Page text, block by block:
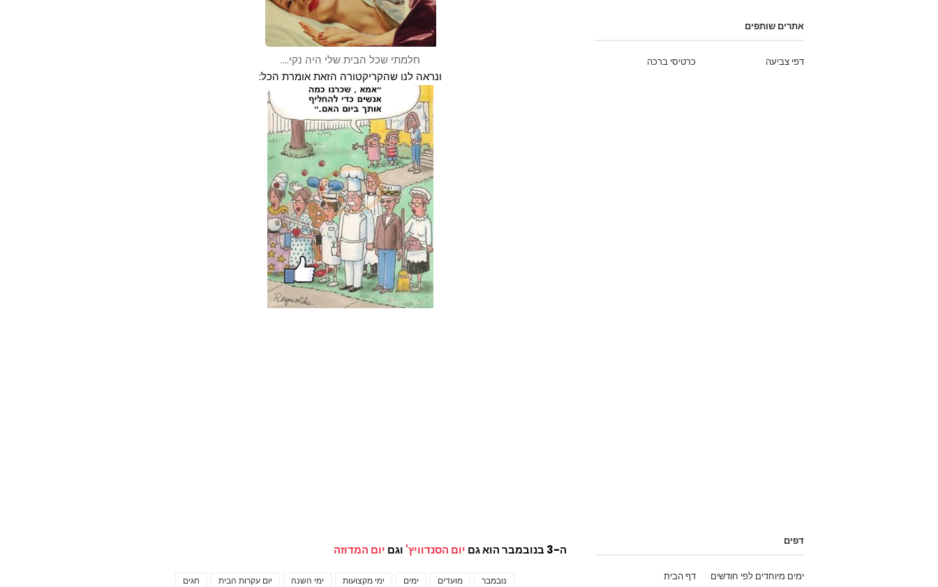
חלמתי שכל הבית שלי היה נקי....
ונראה לנו שהקריקטורה הזאת אומרת הכל:
ה-3 בנובמבר הוא גם יום הסנדוויץ' וגם יום המדוזה
חגים יום עקרות הבית ימי השנה ימי מקצועות ימים מועדים
נובמבר
אתרים שותפים
כרטיסי ברכה דפי צביעה
דפים
דף הבית
ימים מיוחדים לפי חודשים